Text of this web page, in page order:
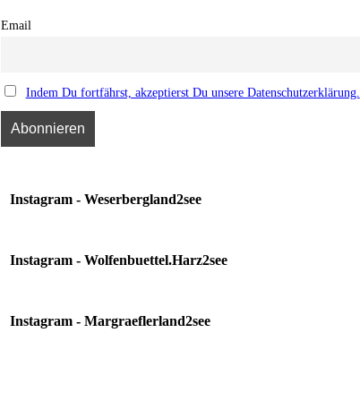
Email
Indem Du fortfährst, akzeptierst Du unsere Datenschutzerklärung.
Instagram - Weserbergland2see
Instagram - Wolfenbuettel.Harz2see
Instagram - Margraeflerland2see